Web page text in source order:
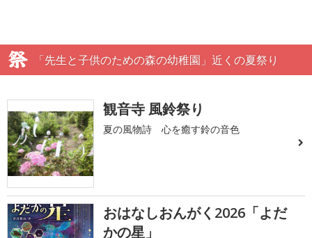
「先生と子供のための森の幼稚園」近くの夏祭り
観音寺 風鈴祭り
夏の風物詩 心を癒す鈴の音色
おはなしおんがく2026「よだ
かの星」